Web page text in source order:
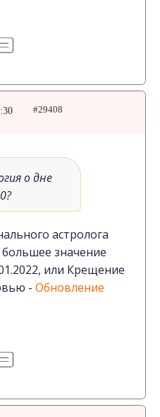
#29408
о дне
астролога
значение
или Крещение
- Обновление